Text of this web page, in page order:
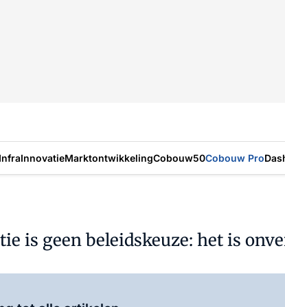
InfraInnovatieMarktontwikkelingCobouw50Cobouw Pro
is geen beleidskeuze: het is